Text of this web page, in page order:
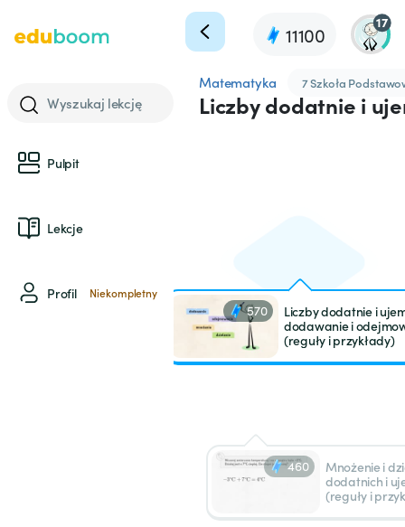
11100
17
Wyszukaj lekcję
Pulpit
Lekcje
Profil Niekompletny
Matematyka 7 Szkoła
Liczby dodatnie i
570
Liczby dodatnie i
dodawanie i
(reguły i przykłady)
460
Mnożenie i
dodatnich i
(reguły i